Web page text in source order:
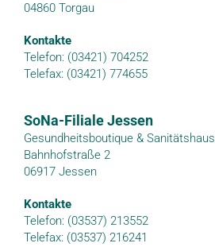
04860 Torgau
Kontakte
Telefon: (03421) 704252
Telefax: (03421) 774655
SoNa-Filiale Jessen
Gesundheitsboutique & Sanitätshaus
Bahnhofstraße 2
06917 Jessen
Kontakte
Telefon: (03537) 213552
Telefax: (03537) 216241